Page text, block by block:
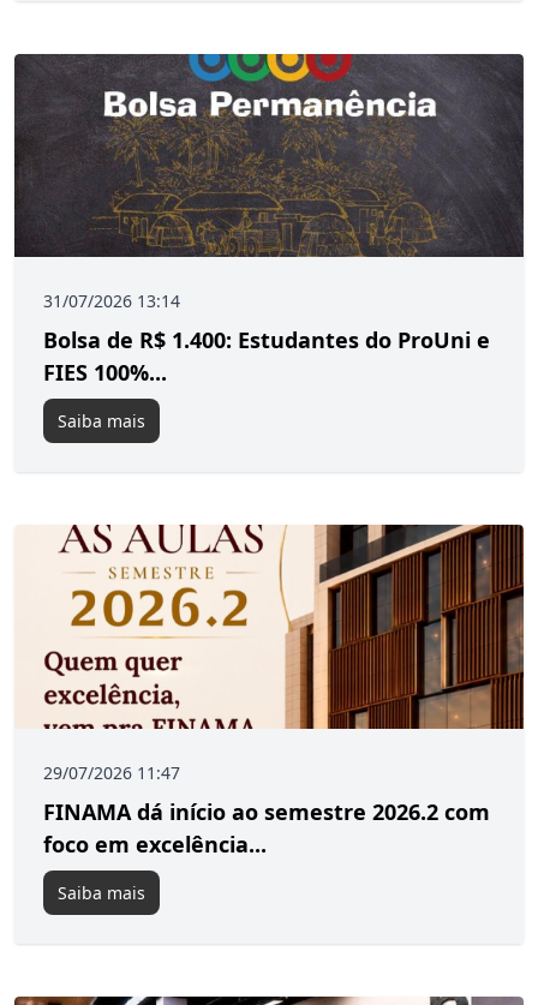
31/07/2026 13:14
Bolsa de R$ 1.400: Estudantes do ProUni e
FIES 100%...
Saiba mais
29/07/2026 11:47
FINAMA dá início ao semestre 2026.2 com
foco em excelência...
Saiba mais